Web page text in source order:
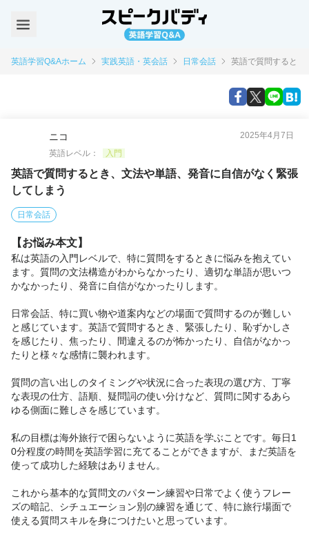
英語学習Q&Aホーム 実践英語・英会話 日常会話 英語で質問するとき
ニコ
2025年4月7日
英語レベル：
入門
英語で質問するとき、文法や単語、発音に自信がなく緊張
してしまう
日常会話
【お悩み本文】
私は英語の入門レベルで、特に質問をするときに悩みを抱えてい
ます。質問の文法構造がわからなかったり、適切な単語が思いつ
かなかったり、発音に自信がなかったりします。
日常会話、特に買い物や道案内などの場面で質問するのが難しい
と感じています。英語で質問するとき、緊張したり、恥ずかしさ
を感じたり、焦ったり、間違えるのが怖かったり、自信がなかっ
たりと様々な感情に襲われます。
質問の言い出しのタイミングや状況に合った表現の選び方、丁寧
な表現の仕方、語順、疑問詞の使い分けなど、質問に関するあら
ゆる側面に難しさを感じています。
私の目標は海外旅行で困らないように英語を学ぶことです。毎日1
0分程度の時間を英語学習に充てることができますが、まだ英語を
使って成功した経験はありません。
これから基本的な質問文のパターン練習や日常でよく使うフレー
ズの暗記、シチュエーション別の練習を通じて、特に旅行場面で
使える質問スキルを身につけたいと思っています。